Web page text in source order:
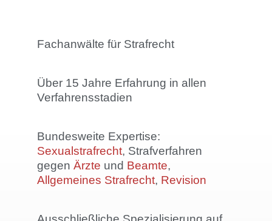
Fachanwälte für Strafrecht
Über 15 Jahre Erfahrung in allen
Verfahrensstadien
Bundesweite Expertise:
Sexualstrafrecht, Strafverfahren
gegenÄrzte und Beamte,
Allgemeines Strafrecht, Revision